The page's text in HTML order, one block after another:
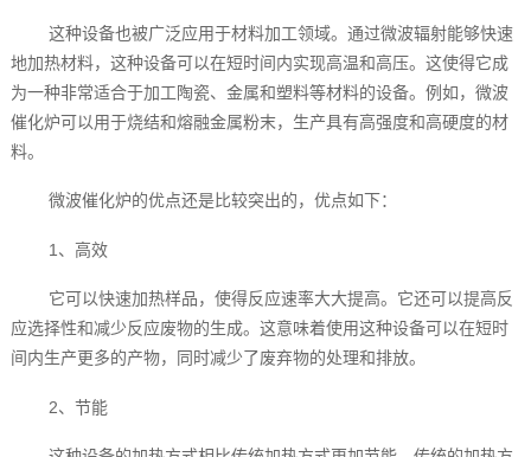
这种设备也被广泛应用于材料加工领域。通过微波辐射能够快速
地加热材料，这种设备可以在短时间内实现高温和高压。这使得它成
为一种非常适合于加工陶瓷、金属和塑料等材料的设备。例如，微波
催化炉可以用于烧结和熔融金属粉末，生产具有高强度和高硬度的材
料。
微波催化炉的优点还是比较突出的，优点如下：
1、高效
它可以快速加热样品，使得反应速率大大提高。它还可以提高反
应选择性和减少反应废物的生成。这意味着使用这种设备可以在短时
间内生产更多的产物，同时减少了废弃物的处理和排放。
2、节能